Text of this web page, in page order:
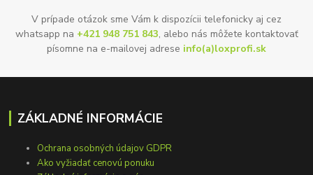
V prípade otázok sme Vám k dispozícii telefonicky aj cez
whatsapp na +421 948 751 843, alebo nás môžete kontaktovať
písomne na e-mailovej adrese info(a)loxprofi.sk
ZÁKLADNÉ INFORMÁCIE
Ochrana osobných údajov GDPR
Ako vyžiadať cenovú ponuku